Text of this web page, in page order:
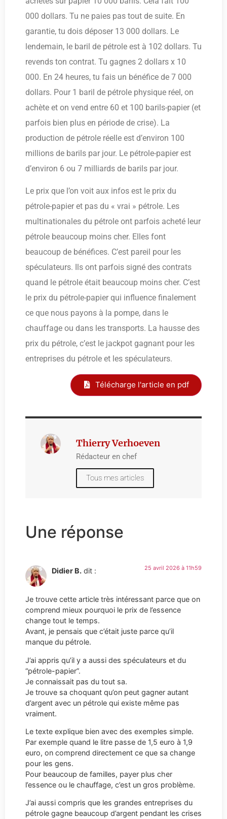
000 dollars. Tu ne paies pas tout de suite. En
garantie, tu dois déposer 13 000 dollars. Le
lendemain, le baril de pétrole est à 102 dollars. Tu
revends ton contrat. Tu gagnes 2 dollars x 10
000. En 24 heures, tu fais un bénéfice de 7 000
dollars. Pour 1 baril de pétrole physique réel, on
achète et on vend entre 60 et 100 barils-papier (et
parfois bien plus en période de crise). La
production de pétrole réelle est d’environ 100
millions de barils par jour. Le pétrole-papier est
d’environ 6 ou 7 milliards de barils par jour.
Le prix que l’on voit aux infos est le prix du
pétrole-papier et pas du « vrai » pétrole. Les
multinationales du pétrole ont parfois acheté leur
pétrole beaucoup moins cher. Elles font
beaucoup de bénéfices. C’est pareil pour les
spéculateurs. Ils ont parfois signé des contrats
quand le pétrole était beaucoup moins cher. C’est
le prix du pétrole-papier qui influence finalement
ce que nous payons à la pompe, dans le
chauffage ou dans les transports. La hausse des
prix du pétrole, c’est le jackpot gagnant pour les
entreprises du pétrole et les spéculateurs.
Télécharge l'article en pdf
Thierry Verhoeven
Rédacteur en chef
Tous mes articles
Une réponse
Didier B. dit : 25 avril 2026 à 11h59
Je trouve cette article très intéressant parce que on
comprend mieux pourquoi le prix de l’essence
change tout le temps.
Avant, je pensais que c’était juste parce qu’il
manque du pétrole.
J’ai appris qu’il y a aussi des spéculateurs et du
“pétrole-papier”.
Je connaissait pas du tout sa.
Je trouve sa choquant qu’on peut gagner autant
d’argent avec un pétrole qui existe même pas
vraiment.
Le texte explique bien avec des exemples simple.
Par exemple quand le litre passe de 1,5 euro à 1,9
euro, on comprend directement ce que sa change
pour les gens.
Pour beaucoup de familles, payer plus cher
l’essence ou le chauffage, c’est un gros problème.
J’ai aussi compris que les grandes entreprises du
pétrole gagne beaucoup d’argent pendant les crises